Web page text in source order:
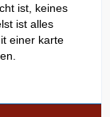
ist, keines
ist alles
einer karte